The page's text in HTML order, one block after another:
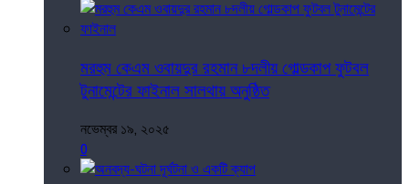
মরহুম কেএম ওবায়দুর রহমান ৮দলীয় গোল্ডকাপ ফুটবল
টুনামেন্টের ফাইনাল সালথায় অনুষ্ঠিত
নভেম্বর ১৯, ২০২৫
0